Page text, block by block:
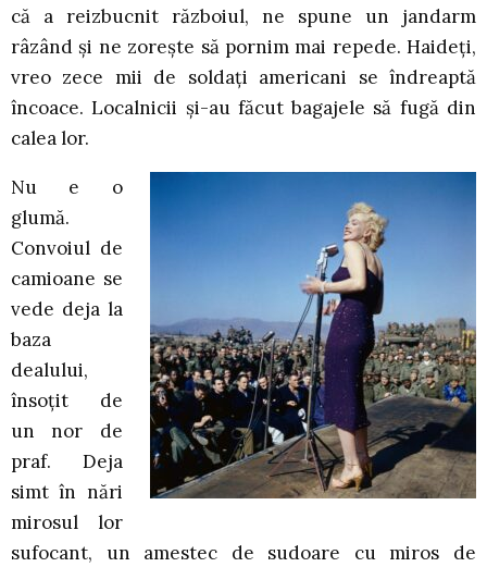
că a reizbucnit războiul, ne spune un jandarm
râzând și ne zorește să pornim mai repede. Haideți,
vreo zece mii de soldați americani se îndreaptă
încoace. Localnicii și-au făcut bagajele să fugă din
calea lor.
Nu e o
glumă.
Convoiul de
camioane se
vede deja la
baza
dealului,
însoțit de
un nor de
praf. Deja
simt în nări
mirosul lor
sufocant, un amestec de sudoare cu miros de